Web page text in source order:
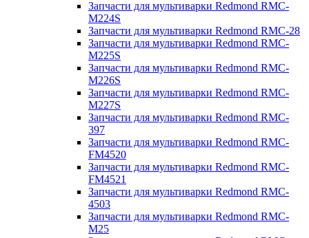
Запчасти для мультиварки Redmond RMC-
M224S
Запчасти для мультиварки Redmond RMC-28
Запчасти для мультиварки Redmond RMC-
M225S
Запчасти для мультиварки Redmond RMC-
M226S
Запчасти для мультиварки Redmond RMC-
M227S
Запчасти для мультиварки Redmond RMC-
397
Запчасти для мультиварки Redmond RMC-
FM4520
Запчасти для мультиварки Redmond RMC-
FM4521
Запчасти для мультиварки Redmond RMC-
4503
Запчасти для мультиварки Redmond RMC-
M25